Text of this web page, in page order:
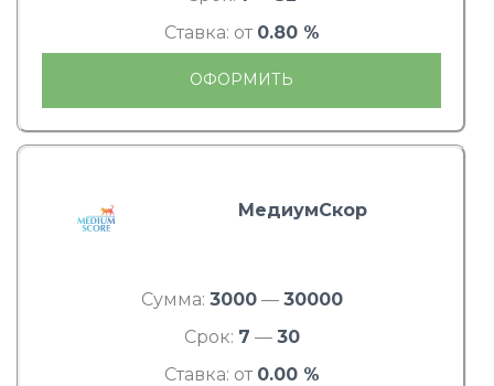
Ставка: от 0.80 %
ОФОРМИТЬ
МедиумСкор
Сумма: 3000— 30000
Срок: 7 — 30
Ставка: от 0.00 %